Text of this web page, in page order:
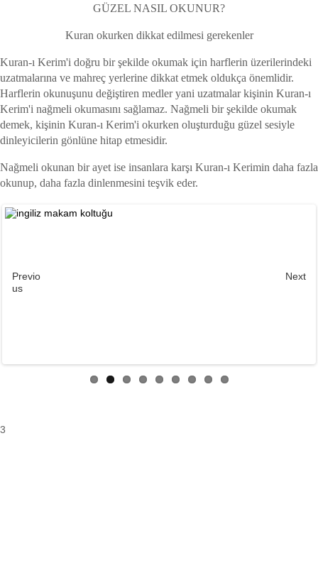
GÜZEL NASIL OKUNUR?
Kuran okurken dikkat edilmesi gerekenler
Kuran-ı Kerim'i doğru bir şekilde okumak için harflerin üzerilerindeki
uzatmalarına ve mahreç yerlerine dikkat etmek oldukça önemlidir.
Harflerin okunuşunu değiştiren medler yani uzatmalar kişinin Kuran-ı
Kerim'i nağmeli okumasını sağlamaz. Nağmeli bir şekilde okumak
demek, kişinin Kuran-ı Kerim'i okurken oluşturduğu güzel sesiyle
dinleyicilerin gönlüne hitap etmesidir.
Nağmeli okunan bir ayet ise insanlara karşı Kuran-ı Kerimin daha fazla
okunup, daha fazla dinlenmesini teşvik eder.
Previo
us
Next
3